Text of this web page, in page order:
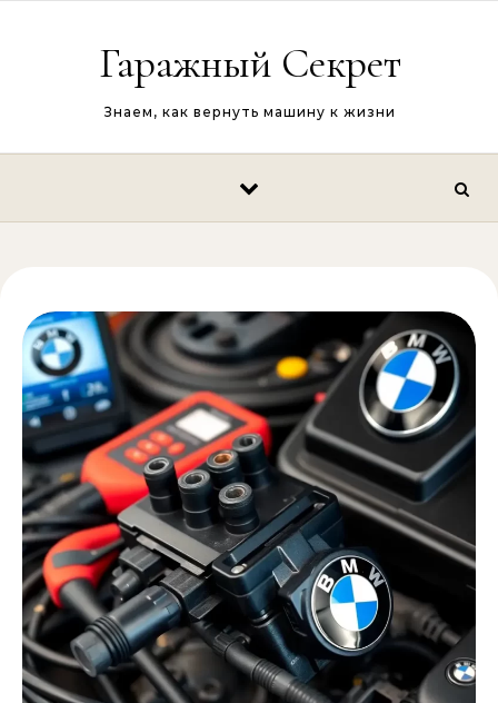
Гаражный Секрет
Знаем, как вернуть машину к жизни